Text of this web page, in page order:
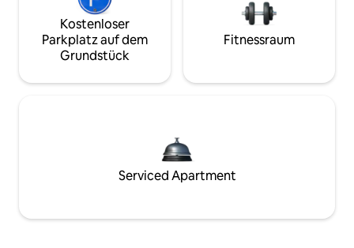
Kostenloser
Parkplatz auf dem
Grundstück
Fitnessraum
Serviced Apartment